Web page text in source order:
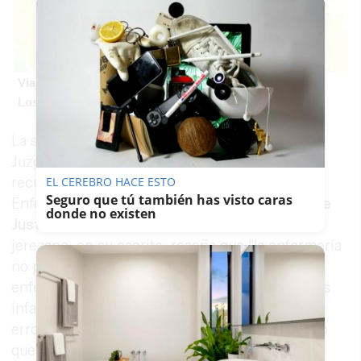
Los pasaportes que más puertas abren ¿está el tuyo?
La sentencia, emitida por un magistrado del
Juzgado de lo Social número 2 deJaén , será
recurrida por el Ilustre Colegio Oficial de
Enfermería de Jaén ante el Tribunal Superior de
Justicia de Andalucía
jerezano, en su escrito, reseña que "la enfermería
no pensamos más sufrir la sal en la herida, la
enfermería no somos autómatas o profesionales
infalibles. No. En la sanidad hay espacio para el
error, creo al igual que en la Justicia aunque veo
que en esta sentencia errada la torpeza es del
EL CEREBRO HACE ESTO
Seguro que tú también has visto caras
donde no existen